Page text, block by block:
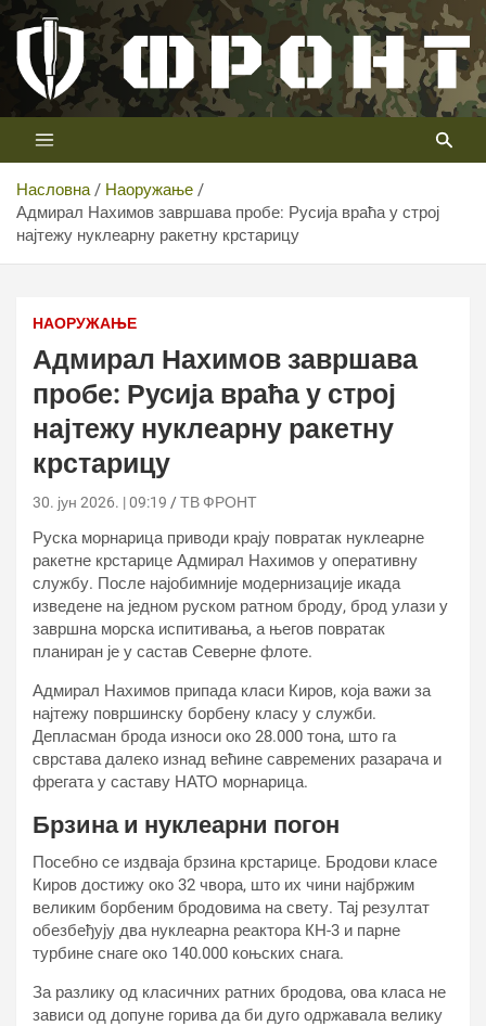
Скип
цонтент
Телевизија ФРОНТ
Први војни канал у Србији
Насловна
Наоружање
Адмирал Нахимов завршава пробе: Русија враћа у строј
најтежу нуклеарну ракетну крстарицу
НАОРУЖАЊЕ
Адмирал Нахимов завршава
пробе: Русија враћа у строј
најтежу нуклеарну ракетну
крстарицу
30. јун 2026. | 09:19 ТВ ФРОНТ
Руска морнарица приводи крају повратак нуклеарне
ракетне крстарице Адмирал Нахимов у оперативну
службу. После најобимније модернизације икада
изведене на једном руском ратном броду, брод улази у
завршна морска испитивања, а његов повратак
планиран је у састав Северне флоте.
Адмирал Нахимов припада класи Киров, која важи за
најтежу површинску борбену класу у служби.
Депласман брода износи око 28.000 тона, што га
сврстава далеко изнад већине савремених разарача и
фрегата у саставу НАТО морнарица.
Брзина и нуклеарни погон
Посебно се издваја брзина крстарице. Бродови класе
Киров достижу око 32 чвора, што их чини најбржим
великим борбеним бродовима на свету. Тај резултат
обезбеђују два нуклеарна реактора КН-3 и парне
турбине снаге око 140.000 коњских снага.
За разлику од класичних ратних бродова, ова класа не
зависи од допуне горива да би дуго одржавала велику